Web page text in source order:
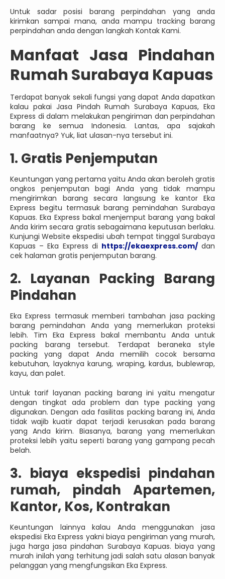
Untuk sadar posisi barang perpindahan yang anda
kirimkan sampai mana, anda mampu tracking barang
perpindahan anda dengan langkah Kontak Kami.
Manfaat Jasa Pindahan
Rumah Surabaya Kapuas
Terdapat banyak sekali fungsi yang dapat Anda dapatkan
kalau pakai Jasa Pindah Rumah Surabaya Kapuas, Eka
Express di dalam melakukan pengiriman dan perpindahan
barang ke semua Indonesia. Lantas, apa sajakah
manfaatnya? Yuk, liat ulasan-nya tersebut ini.
1. Gratis Penjemputan
Keuntungan yang pertama yaitu Anda akan beroleh gratis
ongkos penjemputan bagi Anda yang tidak mampu
mengirimkan barang secara langsung ke kantor Eka
Express begitu termasuk barang pemindahan Surabaya
Kapuas. Eka Express bakal menjemput barang yang bakal
Anda kirim secara gratis sebagaimana keputusan berlaku.
Kunjungi Website ekspedisi ubah tempat tinggal Surabaya
Kapuas – Eka Express di https://ekaexpress.com/dan
cek halaman gratis penjemputan barang.
2. Layanan Packing Barang
Pindahan
Eka Express termasuk memberi tambahan jasa packing
barang pemindahan Anda yang memerlukan proteksi
lebih. Tim Eka Express bakal membantu Anda untuk
packing barang tersebut. Terdapat beraneka style
packing yang dapat Anda memilih cocok bersama
kebutuhan, layaknya karung, wraping, kardus, bublewrap,
kayu, dan palet.
Untuk tarif layanan packing barang ini yaitu mengatur
dengan tingkat ada problem dan type packing yang
digunakan. Dengan ada fasilitas packing barang ini, Anda
tidak wajib kuatir dapat terjadi kerusakan pada barang
yang Anda kirim. Biasanya, barang yang memerlukan
proteksi lebih yaitu seperti barang yang gampang pecah
belah.
3. biaya ekspedisi pindahan
rumah, pindah Apartemen,
Kantor, Kos, Kontrakan
Keuntungan lainnya kalau Anda menggunakan jasa
ekspedisi Eka Express yakni biaya pengiriman yang murah,
juga harga jasa pindahan Surabaya Kapuas. biaya yang
murah inilah yang terhitung jadi salah satu alasan banyak
pelanggan yang mengfungsikan Eka Express.